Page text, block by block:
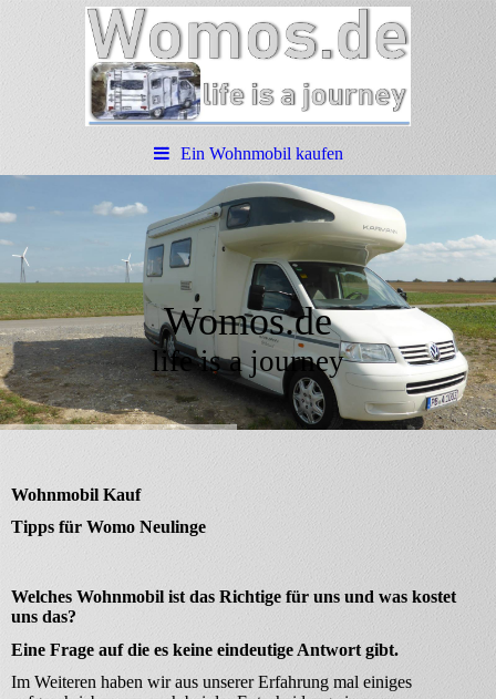
Ein Wohnmobil kaufen
Womos.de
life is a journey
Wohnmobil Kauf
Tipps für Womo Neulinge
Welches Wohnmobil ist das Richtige für uns und was kostet
uns das?
Eine Frage auf die es keine eindeutige Antwort gibt.
Im Weiteren haben wir aus unserer Erfahrung mal einiges